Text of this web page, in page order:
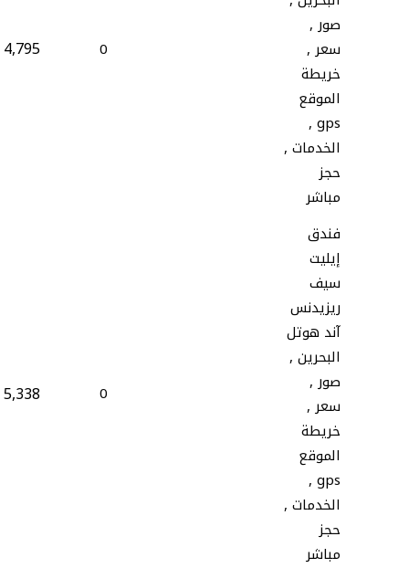
صور ,
سعر ,
خريطة
الموقع
gps ,
الخدمات ,
حجز
مباشر
0
4,795
فندق
إيليت
سيف
ريزيدنس
آند هوتل
البحرين ,
صور ,
سعر ,
خريطة
الموقع
gps ,
الخدمات ,
حجز
مباشر
0
5,338